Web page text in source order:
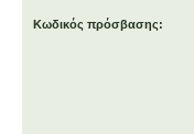
Κωδικός πρόσβασης: